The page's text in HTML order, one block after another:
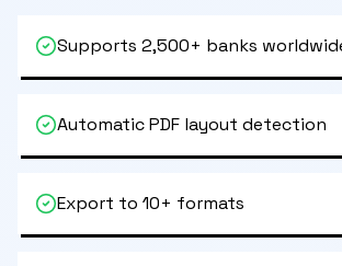
Supports 2,500+ banks
Automatic PDF layout detection
Export to 10+ formats